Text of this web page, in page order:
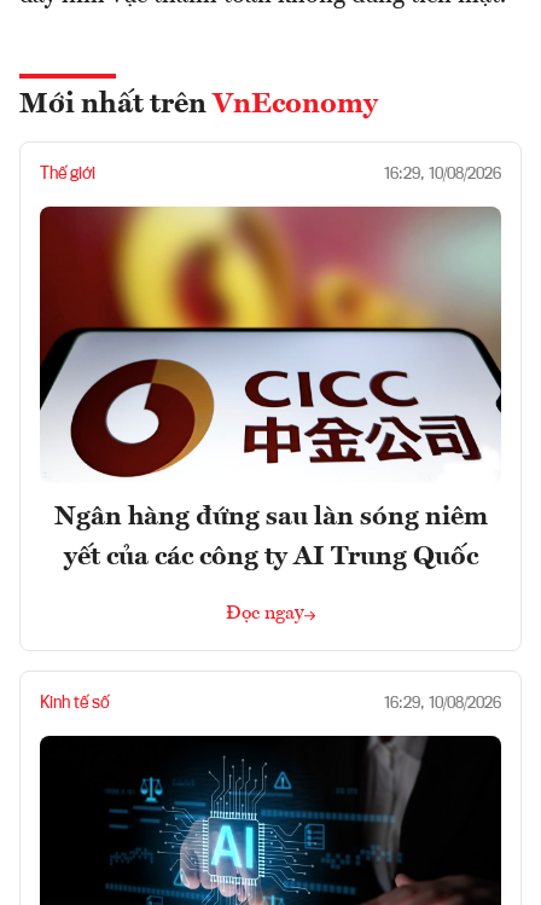
Mới nhất trên VnEconomy
Thế giới 16:29, 10/08/2026
Ngân hàng đứng sau làn sóng niêm
yết của các công ty AI Trung Quốc
Đọc ngay
Kinh tế số 16:29, 10/08/2026